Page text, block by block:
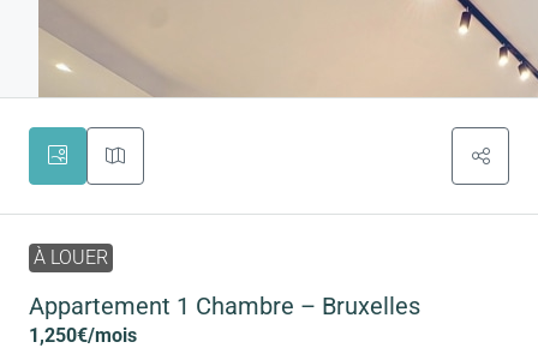
À LOUER
Appartement 1 Chambre – Bruxelles
1,250€/mois